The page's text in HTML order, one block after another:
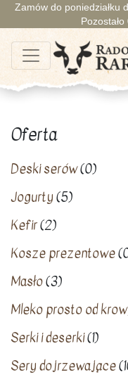
Zamów do poniedziałku
Pozostało
Oferta
Deski serów(0)
Jogurty(5)
Kefir(2)
Kosze prezentowe
Masło(3)
Mleko prosto od
Serki i deserki(1)
Sery dojrzewające